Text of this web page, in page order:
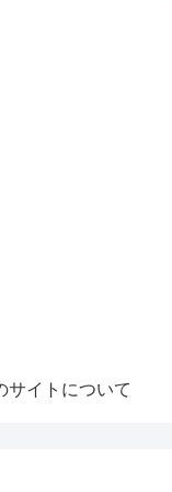
サイトについて